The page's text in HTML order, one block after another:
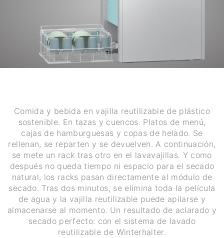
Comida y bebida en vajilla reutilizable de plástico
sostenible. En tazas y cuencos. Platos de menú,
cajas de hamburguesas y copas de helado. Se
rellenan, se reparten y se devuelven. A continuación,
se mete un rack tras otro en el lavavajillas. Y como
después no queda tiempo ni espacio para el secado
natural, los racks pasan directamente al módulo de
secado. Tras dos minutos, se elimina toda la película
de agua y la vajilla reutilizable puede apilarse y
almacenarse al momento. Un resultado de aclarado y
secado perfecto: con el sistema de lavado
reutilizable de Winterhalter.